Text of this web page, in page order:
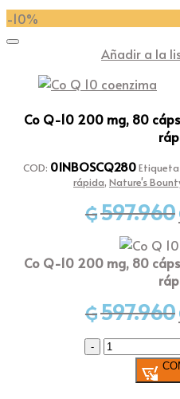
-10%
Añadir a la
Co Q-10 200 mg, 80
COD: 01NBOSCQ280
rápida, Nature's
₲597.960
Co Q-10 200 mg, 80
₲597.960
Co